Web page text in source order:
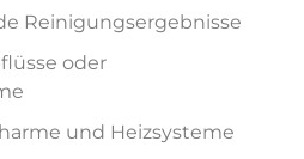
Reinigungsergebnisse
oder
und Heizsysteme